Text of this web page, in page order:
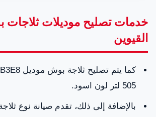
القيوين
خدمات تصليح موديلات ثلاجات
القيوين
505 لتر لون اسود.
بالإضافة إلى ذلك، تقدم صيانة نوع